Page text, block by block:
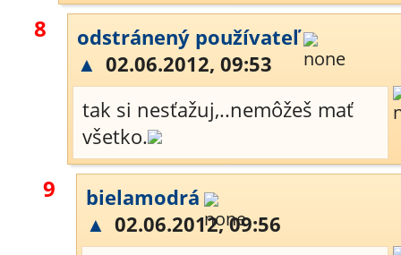
8
odstránený používateľ
▲ 02.06.2012, 09:53
tak si nesťažuj,..nemôžeš mať
všetko.
9
bielamodrá
▲ 02.06.2012, 09:56